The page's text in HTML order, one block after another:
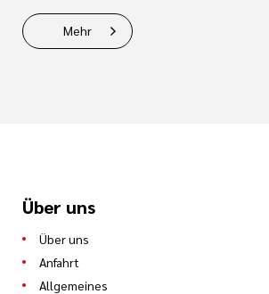
Mehr
Über uns
Über uns
Anfahrt
Allgemeines